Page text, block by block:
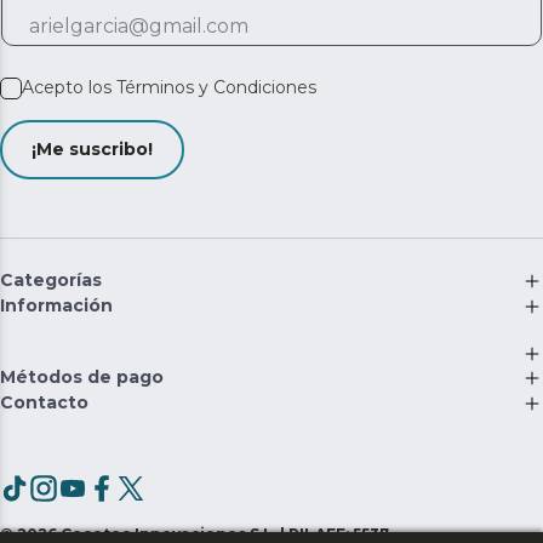
Acepto los Términos y Condiciones
¡Me suscribo!
Categorías
Información
Métodos de pago
Contacto
©2026 Cecotec Innovaciones S.L. | RII-AEE: 5537